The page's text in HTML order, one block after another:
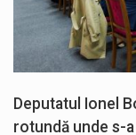
Deputatul Ionel
rotundă unde s-